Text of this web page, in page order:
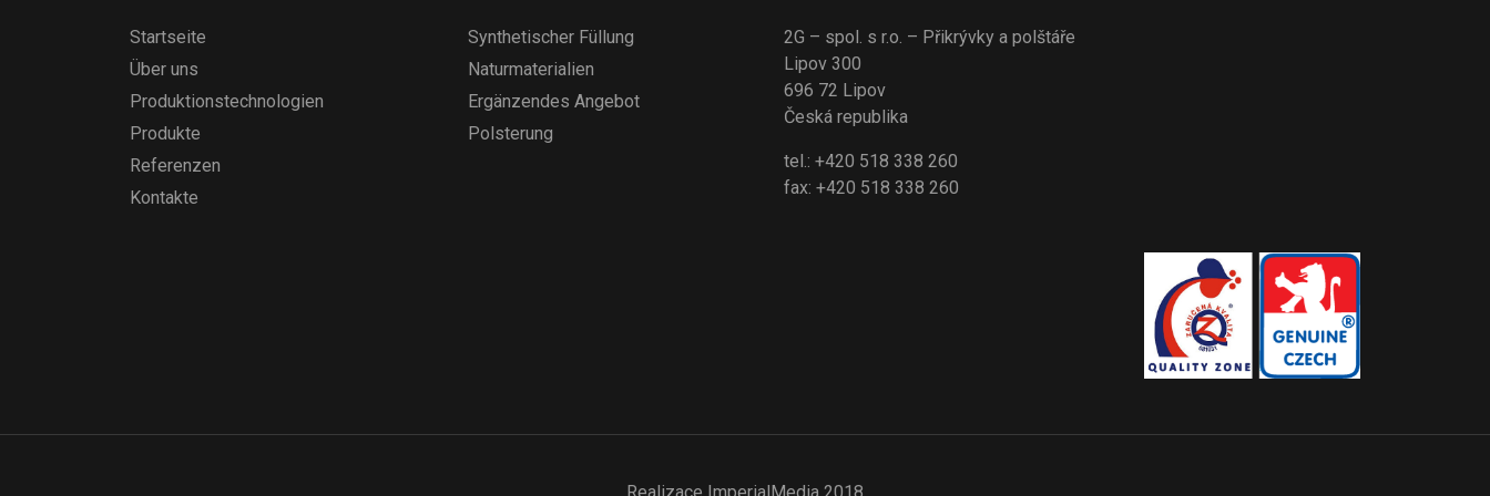
Startseite
Über uns
Produktionstechnologien
Produkte
Referenzen
Kontakte
Synthetischer Füllung
Naturmaterialien
Ergänzendes Angebot
Polsterung
2G – spol. s r.o. – Přikrývky a polštáře
Lipov 300
696 72 Lipov
Česká republika
tel.: +420 518 338 260
fax: +420 518 338 260
Realizace ImperialMedia 2018